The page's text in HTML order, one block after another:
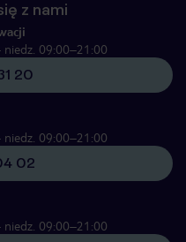
z nami
09:00–21:00
20
09:00–21:00
02
09:00–21:00